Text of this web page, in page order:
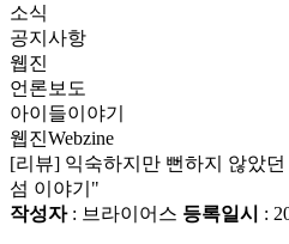
소식
공지사항
웹진
언론보도
아이들이야기
웹진Webzine
[리뷰] 익숙하지만 뻔하지 않았
섬 이야기"
작성자: 브라이어스 등록일시 :